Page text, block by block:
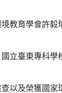
教育學會許毅
立臺東專科學
以及榮獲國家